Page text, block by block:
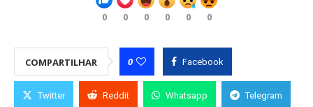
0 0 0 0 0 0
COMPARTILHAR 0 Facebook
Twitter Reddit Whatsapp Telegram